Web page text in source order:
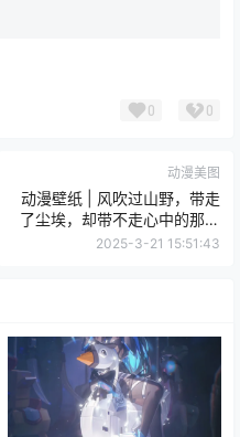
0 0
动漫美图
动漫壁纸 | 风吹过山野，带走
了尘埃，却带不走心中的那片
绿意
2025-3-21 15:51:43